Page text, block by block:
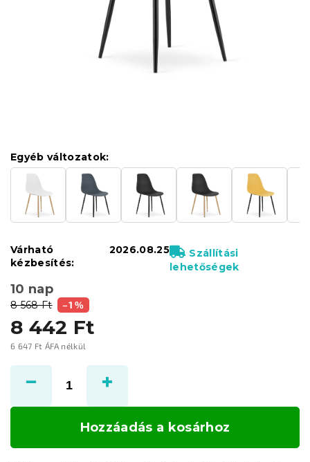
8 568 Ft –1 %
8 442 Ft
6 647 Ft ÁFA nélkül
10 nap
Egyéb változatok:
Várható
kézbesítés:
2026.08.25
Szállítási
lehetőségek
Hozzáadás a kosárhoz